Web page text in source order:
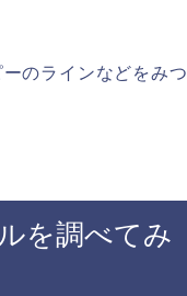
のラインなどをみつ
を調べてみ